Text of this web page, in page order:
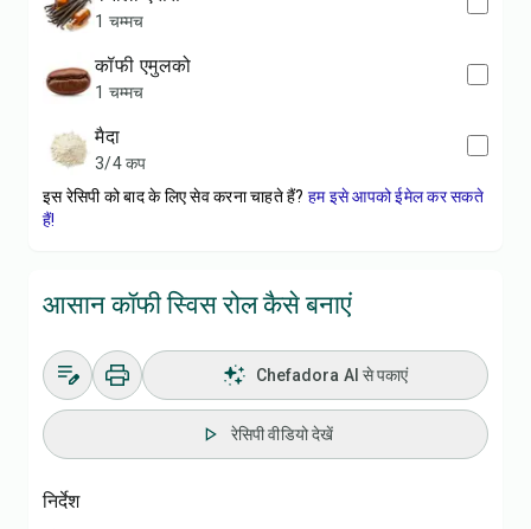
1 चम्मच
कॉफी एमुलको
1 चम्मच
मैदा
3/4 कप
इस रेसिपी को बाद के लिए सेव करना चाहते हैं? हम इसे आपको ईमेल कर सकते
हैं!
आसान कॉफी स्विस रोल कैसे बनाएं
Chefadora AI से पकाएं
रेसिपी वीडियो देखें
निर्देश